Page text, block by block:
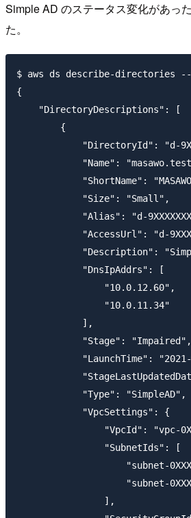
Simple AD のステータス変化があっ
た。
$ aws ds describe-directories --
{
    "DirectoryDescriptions": [
        {
"DirectoryId": "d-
"Name":
"ShortName":
            "Size": "Small",
"Alias": "d-
"AccessUrl": "d-
"Description":
            "DnsIpAddrs": [
                "10.0.12.60",
"10.0.11.34"
],
            "Stage": "Impaired",
"LaunchTime":
            "Type": "SimpleAD",
            "VpcSettings": {
"VpcId": "vpc-
                "SubnetIds": [
"subnet-
"subnet-
                ],